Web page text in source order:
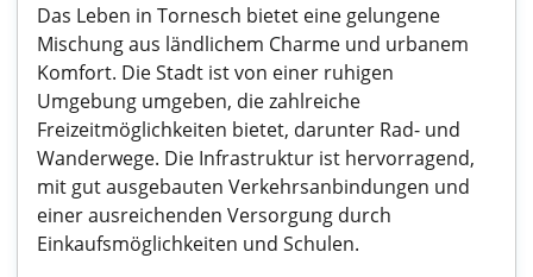
Das Leben in Tornesch bietet eine gelungene
Mischung aus ländlichem Charme und urbanem
Komfort. Die Stadt ist von einer ruhigen
Umgebung umgeben, die zahlreiche
Freizeitmöglichkeiten bietet, darunter Rad- und
Wanderwege. Die Infrastruktur ist hervorragend,
mit gut ausgebauten Verkehrsanbindungen und
einer ausreichenden Versorgung durch
Einkaufsmöglichkeiten und Schulen.